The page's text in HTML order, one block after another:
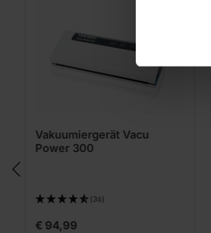
Vakuumiergerät Vacu
Power 300
(36)
€ 94,99